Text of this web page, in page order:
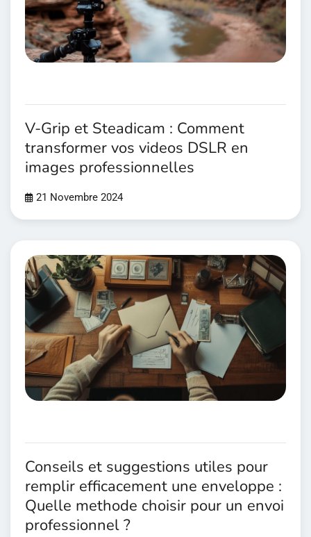
V-Grip et Steadicam : Comment
transformer vos videos DSLR en
images professionnelles
21 Novembre 2024
Conseils et suggestions utiles pour
remplir efficacement une enveloppe :
Quelle methode choisir pour un envoi
professionnel ?